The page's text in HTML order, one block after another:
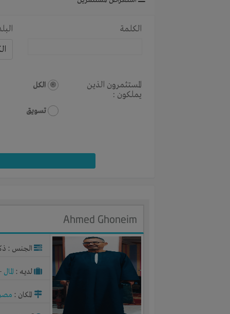
الكلمة
المستثمرون الذين
يملكون :
الكل
تسويق
Ahmed Ghoneim
الجنس :
لديـه : المال -
المكان :